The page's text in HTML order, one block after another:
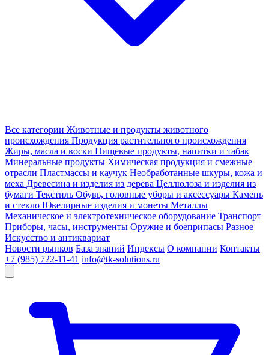
Все категории Животные и продукты животного
происхождения Продукция растительного происхождения
Жиры, масла и воски Пищевые продукты, напитки и табак
Минеральные продукты Химическая продукция и смежные
отрасли Пластмассы и каучук Необработанные шкуры, кожа и
меха Древесина и изделия из дерева Целлюлоза и изделия из
бумаги Текстиль Обувь, головные уборы и аксессуары Камень
и стекло Ювелирные изделия и монеты Металлы
Механическое и электротехническое оборудование Транспорт
Приборы, часы, инструменты Оружие и боеприпасы Разное
Искусство и антиквариат
Новости рынков База знаний Индексы О компании Контакты
+7 (985) 722-11-41 info@tk-solutions.ru